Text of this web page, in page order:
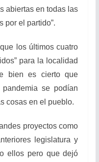
abiertas en todas las
por el partido”.
los últimos cuatro
para la localidad
bien es cierto que
se podían
cosas en el pueblo.
proyectos como
legislatura y
ellos pero que dejó